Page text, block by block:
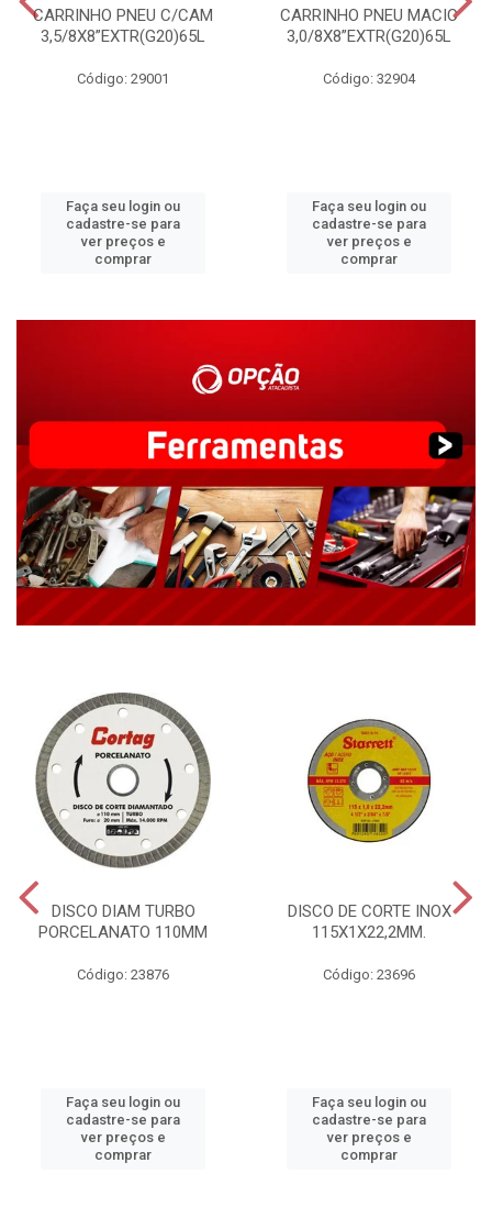
CARRINHO PNEU C/CAM
3,5/8X8”EXTR(G20)65L
Código: 29001
Faça seu login ou
cadastre-se para
ver preços e
comprar
CARRINHO PNEU MACIC
3,0/8X8”EXTR(G20)65L
Código: 32904
Faça seu login ou
cadastre-se para
ver preços e
comprar
DISCO DIAM TURBO
PORCELANATO 110MM
Código: 23876
Faça seu login ou
cadastre-se para
ver preços e
comprar
DISCO DE CORTE INOX
115X1X22,2MM.
Código: 23696
Faça seu login ou
cadastre-se para
ver preços e
comprar